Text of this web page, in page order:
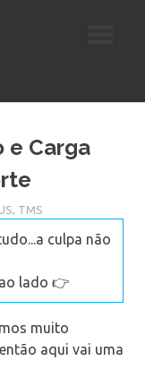
e Carga
, TMS
culpa não
lado 👉
muito
aqui vai uma